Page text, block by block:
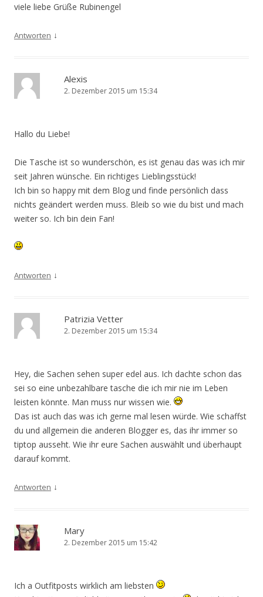
viele liebe Grüße Rubinengel
Antworten ↓
Alexis
2. Dezember 2015 um 15:34
Hallo du Liebe!
Die Tasche ist so wunderschön, es ist genau das was ich mir
seit Jahren wünsche. Ein richtiges Lieblingsstück!
Ich bin so happy mit dem Blog und finde persönlich dass
nichts geändert werden muss. Bleib so wie du bist und mach
weiter so. Ich bin dein Fan!
Antworten ↓
Patrizia Vetter
2. Dezember 2015 um 15:34
Hey, die Sachen sehen super edel aus. Ich dachte schon das
sei so eine unbezahlbare tasche die ich mir nie im Leben
leisten könnte. Man muss nur wissen wie.
Das ist auch das was ich gerne mal lesen würde. Wie schaffst
du und allgemein die anderen Blogger es, das ihr immer so
tiptop ausseht. Wie ihr eure Sachen auswählt und überhaupt
darauf kommt.
Antworten ↓
Mary
2. Dezember 2015 um 15:42
Ich a Outfitposts wirklich am liebsten